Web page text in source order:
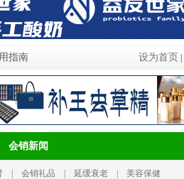
指南 设为首页
会销新闻
会销礼品 延缓衰老
美容保健